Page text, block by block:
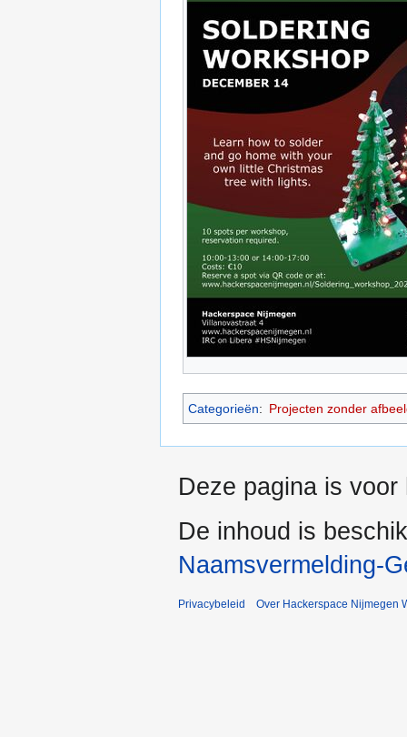
Categorieën: Projecten zonder
Deze pagina is
De inhoud is
Naamsvermelding-
Privacybeleid Over Hackerspace Nijmegen